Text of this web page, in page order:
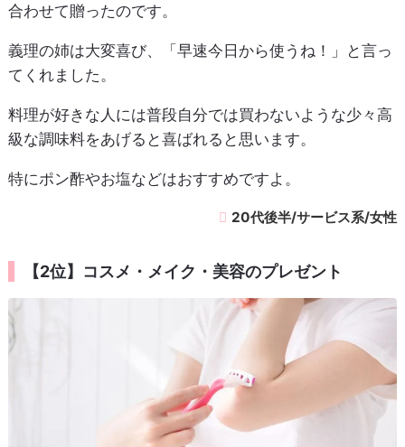
合わせて贈ったのです。
義理の姉は大変喜び、「早速今日から使うね！」と言っ
てくれました。
料理が好きな人には普段自分では買わないような少々高
級な調味料をあげると喜ばれると思います。
特にポン酢やお塩などはおすすめですよ。
20代後半/サービス系/女性
【2位】コスメ・メイク・美容のプレゼント